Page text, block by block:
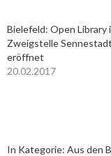
Bielefeld: Open Library
Zweigstelle Sennestadt
eröffnet
20.02.2017
In Kategorie: Aus den